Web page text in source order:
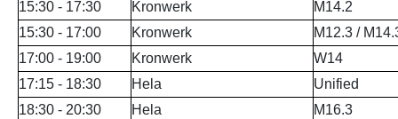
15:30 - 17:30
Kronwerk
M14.2
15:30 - 17:00
Kronwerk
M12.3 /
17:00 - 19:00
Kronwerk
W14
17:15 - 18:30
Hela
Unified
18:30 - 20:30
Hela
M16.3
Partner
Historie
Hallenübersicht
Links zum BVSH u. a.